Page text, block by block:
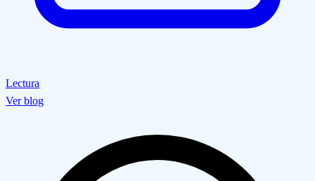
Lectura
Ver blog